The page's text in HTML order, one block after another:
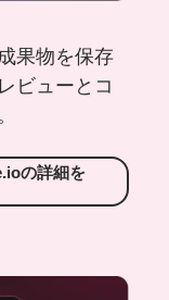
果物を保存
ビューとコ
の詳細を